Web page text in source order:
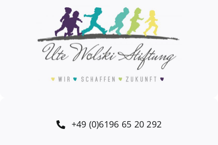
+49 (0)6196 65 20 292